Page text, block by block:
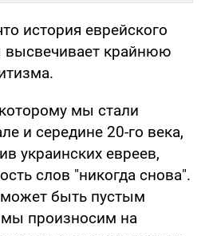
история еврейского
высвечивает крайнюю
мы стали
и середине 20-го века,
украинских евреев,
слов "никогда снова".
быть пустым
произносим на